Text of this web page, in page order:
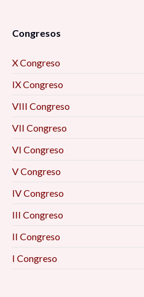
Congresos
X Congreso
IX Congreso
VIII Congreso
VII Congreso
VI Congreso
V Congreso
IV Congreso
III Congreso
II Congreso
I Congreso